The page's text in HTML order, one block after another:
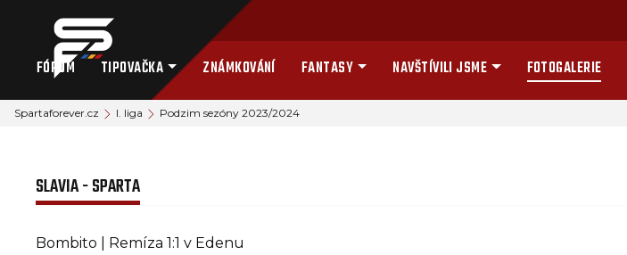
FÓRUM TIPOVAČKA ZNÁMKOVÁNÍ FANTASY NAVŠTÍVILI JSME FOTOGALERIE
Spartaforever.cz I. liga Podzim sezóny 2023/2024
SLAVIA - SPARTA
Bombito | Remíza 1:1 v Edenu